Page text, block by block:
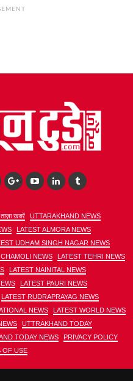
खबरें
UTTARAKHAND NEWS
LATEST ALMORA NEWS
UDHAM SINGH NAGAR NEWS
NEWS
LATEST TEHRI NEWS
LATEST NAINITAL NEWS
LATEST PAURI NEWS
LATEST RUDRAPRAYAG NEWS
NEWS
LATEST WORLD NEWS
UTTRAKHAND TODAY
TODAY NEWS
PRIVACY POLICY
OF USE